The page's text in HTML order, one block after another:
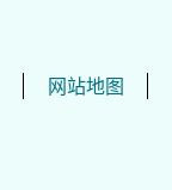
网站地图